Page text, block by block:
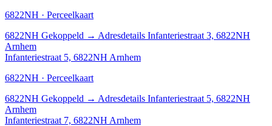
6822NH · Perceelkaart
6822NH Gekoppeld → Adresdetails Infanteriestraat 3, 6822NH
Arnhem
Infanteriestraat 5, 6822NH Arnhem
6822NH · Perceelkaart
6822NH Gekoppeld → Adresdetails Infanteriestraat 5, 6822NH
Arnhem
Infanteriestraat 7, 6822NH Arnhem